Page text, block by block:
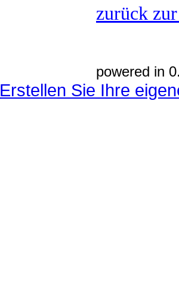
zurück
powered in
Erstellen Sie Ihre